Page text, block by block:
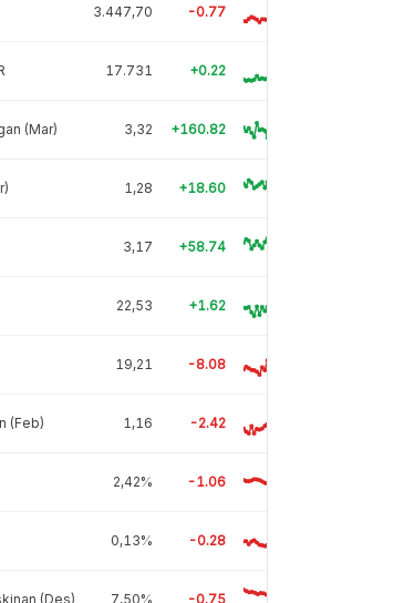
3.447,70 -0.77
17.731 +0.22
(Mar) 3,32 +160.82
1,28 +18.60
3,17 +58.74
22,53 +1.62
19,21 -8.08
(Feb) 1,16 -2.42
2,42% -1.06
0,13% -0.28
(Des) 7,50% -0.75